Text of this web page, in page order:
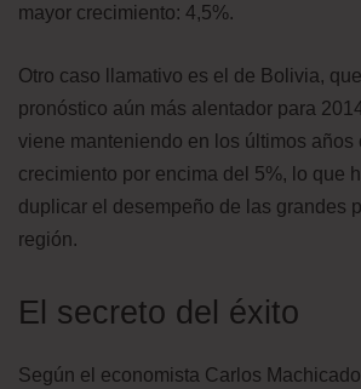
mayor crecimiento: 4,5%.
Otro caso llamativo es el de Bolivia,
pronóstico aún más alentador para
viene manteniendo en los últimos años
crecimiento por encima del 5%, lo que
duplicar el desempeño de las grandes
región.
El secreto del éxito
Según el economista Carlos